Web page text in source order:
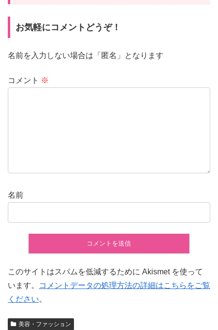
お気軽にコメントどうぞ！
名前を入力しない場合は「匿名」となります
コメント ※
名前
このサイトはスパムを低減するために Akismet を使って
います。
コメントデータの処理方法の詳細はこちらをご覧
ください。
美容・ファッション